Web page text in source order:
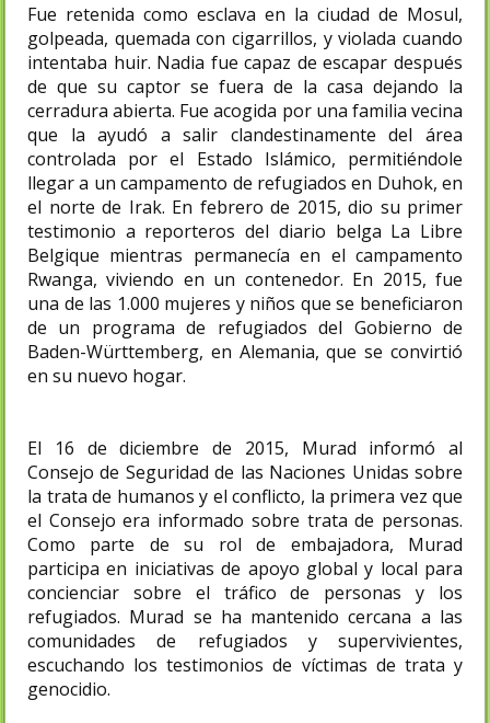
Fue retenida como esclava en la ciudad de Mosul,
golpeada, quemada con cigarrillos, y violada cuando
intentaba huir. Nadia fue capaz de escapar después
de que su captor se fuera de la casa dejando la
cerradura abierta.​ Fue acogida por una familia vecina
que la ayudó a salir clandestinamente del área
controlada por el Estado Islámico, permitiéndole
llegar a un campamento de refugiados en Duhok, en
el norte de Irak. En febrero de 2015, dio su primer
testimonio a reporteros del diario belga La Libre
Belgique mientras permanecía en el campamento
Rwanga, viviendo en un contenedor.​ En 2015, fue
una de las 1.000 mujeres y niños que se beneficiaron
de un programa de refugiados del Gobierno de
Baden-Württemberg, en Alemania, que se convirtió
en su nuevo hogar.
El 16 de diciembre de 2015, Murad informó al
Consejo de Seguridad de las Naciones Unidas sobre
la trata de humanos y el conflicto, la primera vez que
el Consejo era informado sobre trata de personas.​
Como parte de su rol de embajadora, Murad
participa en iniciativas de apoyo global y local para
concienciar sobre el tráfico de personas y los
refugiados.​ Murad se ha mantenido cercana a las
comunidades de refugiados y supervivientes,
escuchando los testimonios de víctimas de trata y
genocidio.